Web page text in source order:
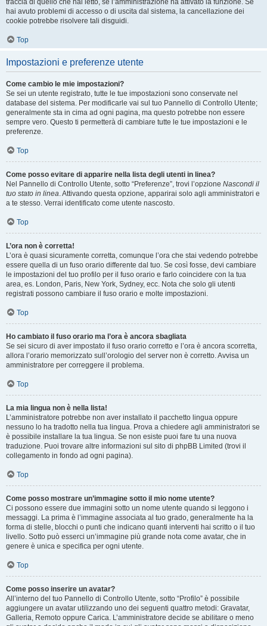
traccia di quello che hai letto, se l’amministrazione ha attivato la funzione. Se
hai avuto problemi di accesso o di uscita dal sistema, la cancellazione dei
cookie potrebbe risolvere tali disguidi.
Top
Impostazioni e preferenze utente
Come cambio le mie impostazioni?
Se sei un utente registrato, tutte le tue impostazioni sono conservate nel
database del sistema. Per modificarle vai sul tuo Pannello di Controllo Utente;
generalmente sta in cima ad ogni pagina, ma questo potrebbe non essere
sempre vero. Questo ti permetterà di cambiare tutte le tue impostazioni e le
preferenze.
Top
Come posso evitare di apparire nella lista degli utenti in linea?
Nel Pannello di Controllo Utente, sotto “Preferenze”, trovi l’opzione Nascondi il
tuo stato in linea. Attivando questa opzione, apparirai solo agli amministratori e
a te stesso. Verrai identificato come utente nascosto.
Top
L’ora non è corretta!
L’ora è quasi sicuramente corretta, comunque l’ora che stai vedendo potrebbe
essere quella di un fuso orario differente dal tuo. Se così fosse, devi cambiare
le impostazioni del tuo profilo per il fuso orario e farlo coincidere con la tua
area, es. London, Paris, New York, Sydney, ecc. Nota che solo gli utenti
registrati possono cambiare il fuso orario e molte impostazioni.
Top
Ho cambiato il fuso orario ma l’ora è ancora sbagliata
Se sei sicuro di aver impostato il fuso orario corretto e l’ora è ancora scorretta,
allora l’orario memorizzato sull’orologio del server non è corretto. Avvisa un
amministratore per correggere il problema.
Top
La mia lingua non è nella lista!
L’amministratore potrebbe non aver installato il pacchetto lingua oppure
nessuno lo ha tradotto nella tua lingua. Prova a chiedere agli amministratori se
è possibile installare la tua lingua. Se non esiste puoi fare tu una nuova
traduzione. Puoi trovare altre informazioni sul sito di phpBB Limited (trovi il
collegamento in fondo ad ogni pagina).
Top
Come posso mostrare un’immagine sotto il mio nome utente?
Ci possono essere due immagini sotto un nome utente quando si leggono i
messaggi. La prima è l’immagine associata al tuo grado, generalmente ha la
forma di stelle, blocchi o punti che indicano quanti interventi hai scritto o il tuo
livello. Sotto può esserci un’immagine più grande nota come avatar, che in
genere è unica e specifica per ogni utente.
Top
Come posso inserire un avatar?
All’interno del tuo Pannello di Controllo Utente, sotto “Profilo” è possibile
aggiungere un avatar utilizzando uno dei seguenti quattro metodi: Gravatar,
Galleria, Remoto oppure Carica. L’amministratore decide se abilitare o meno